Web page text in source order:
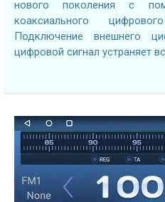
нового поколения с
коаксиального
Подключение внешнего
цифровой сигнал устраняет